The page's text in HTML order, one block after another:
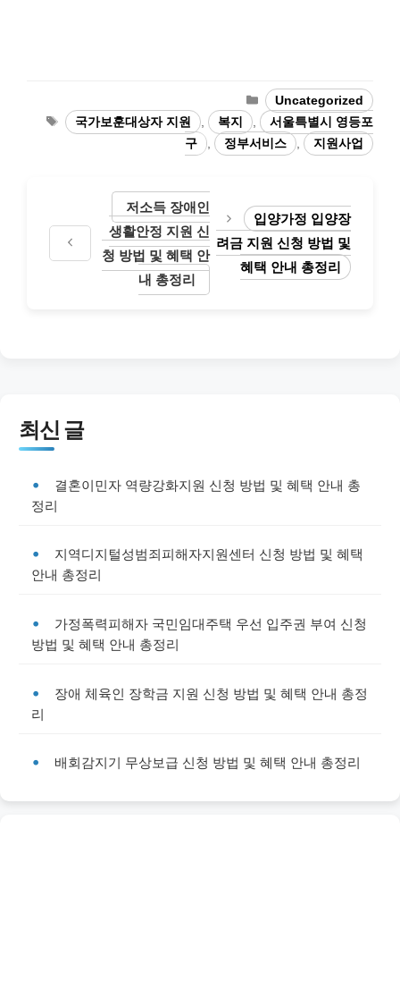
카
테
고
리
Uncategorized
태
그
국가보훈대상자 지원 복지
서울특별시 영등포
구
정부서비스 지원사업
저소득 장애인
생활안정 지원 신
청 방법 및 혜택 안
내 총정리
입양가정 입양장
려금 지원 신청 방법 및
혜택 안내 총정리
최신 글
결혼이민자 역량강화지원 신청 방법 및 혜택 안내 총
정리
지역디지털성범죄피해자지원센터 신청 방법 및 혜택
안내 총정리
가정폭력피해자 국민임대주택 우선 입주권 부여 신청
방법 및 혜택 안내 총정리
장애 체육인 장학금 지원 신청 방법 및 혜택 안내 총정
리
배회감지기 무상보급 신청 방법 및 혜택 안내 총정리